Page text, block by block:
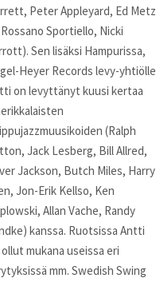
Peter Appleyard, Ed Metz
Sportiello, Nicki
Sen lisäksi Hampurissa,
Heyer Records levy-yhtiölle
on levyttänyt kuusi kertaa
(Ralph
Jack Lesberg, Bill Allred,
Jackson, Butch Miles, Harry
Jon-Erik Kellso, Ken
Allan Vache, Randy
kanssa. Ruotsissa Antti
mukana useissa eri
mm. Swedish Swing